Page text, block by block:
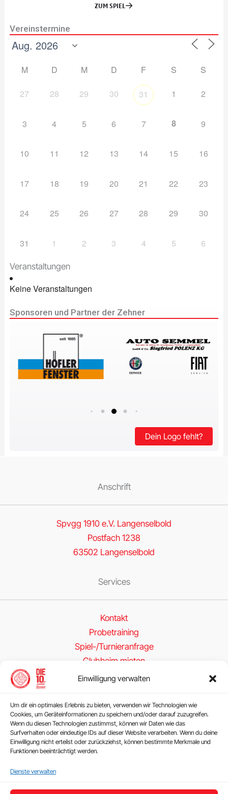
Einwilligung verwalten
Um dir ein optimales Erlebnis zu bieten, verwenden wir Technologien wie
Cookies, um Geräteinformationen zu speichern und/oder darauf zuzugreifen.
Wenn du diesen Technologien zustimmst, können wir Daten wie das
Surfverhalten oder eindeutige IDs auf dieser Website verarbeiten. Wenn du deine
Einwilligung nicht erteilst oder zurückziehst, können bestimmte Merkmale und
Funktionen beeinträchtigt werden.
Dienste verwalten
Vereinstermine
M D M D F S S
27 28 29 30 31 1 2
3 4 5 6 7 8 9
10 11 12 13 14 15 16
17 18 19 20 21 22 23
24 25 26 27 28 29 30
31 1 2 3 4 5 6
Veranstaltungen
Keine Veranstaltungen
Sponsoren und Partner der Zehner
Dein Logo fehlt?
Anschrift
Spvgg 1910 e.V. Langenselbold
Postfach 1238
63502 Langenselbold
Services
Kontakt
Probetraining
Spiel-/Turnieranfrage
Clubheim mieten